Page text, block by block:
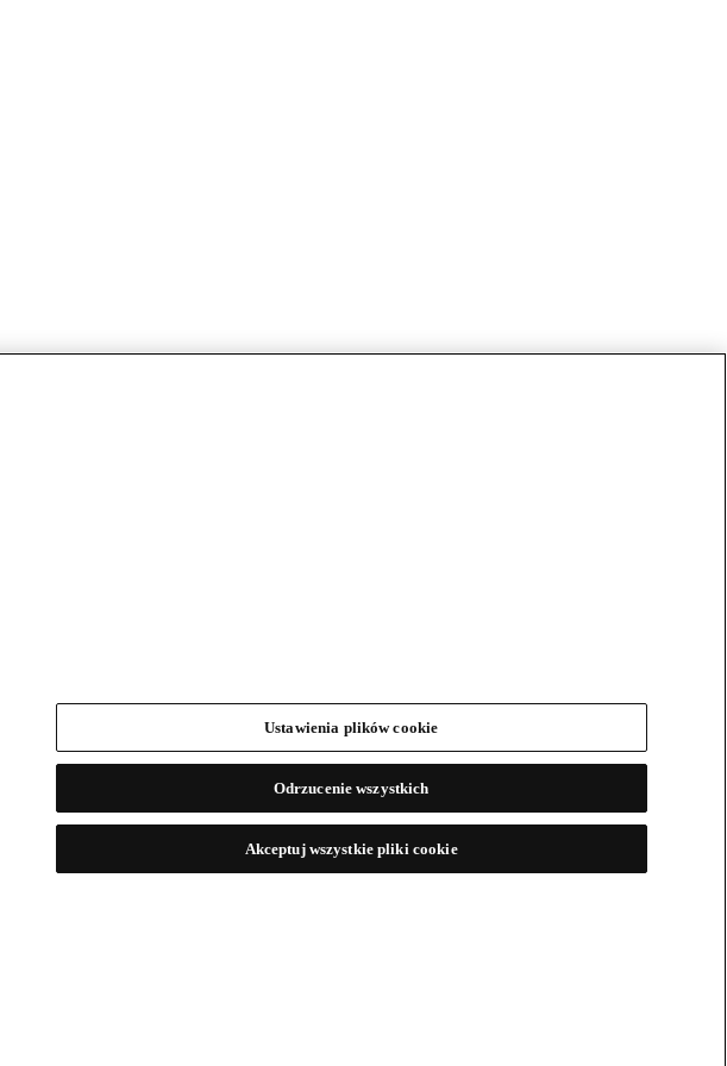
Ustawienia plików cookie
Odrzucenie wszystkich
Akceptuj wszystkie pliki cookie